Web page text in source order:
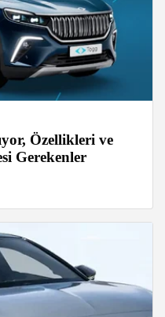
Özellikleri ve
Gerekenler